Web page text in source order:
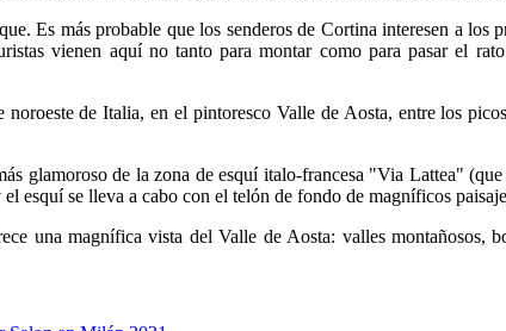
Es más probable que los senderos de Cortina interesen a los
vienen aquí no tanto para montar como para pasar el
de Italia, en el pintoresco Valle de Aosta, entre los
glamoroso de la zona de esquí italo-francesa "Via Lattea"
esquí se lleva a cabo con el telón de fondo de magníficos
una magnífica vista del Valle de Aosta: valles montañosos,